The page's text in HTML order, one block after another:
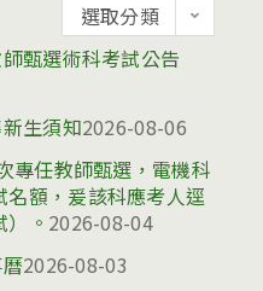
告
選取分類
甄選術科考試公告
生須知2026-08-06
專任教師甄選，電機科
額，爰該科應考人逕
。 2026-08-04
2026-08-03